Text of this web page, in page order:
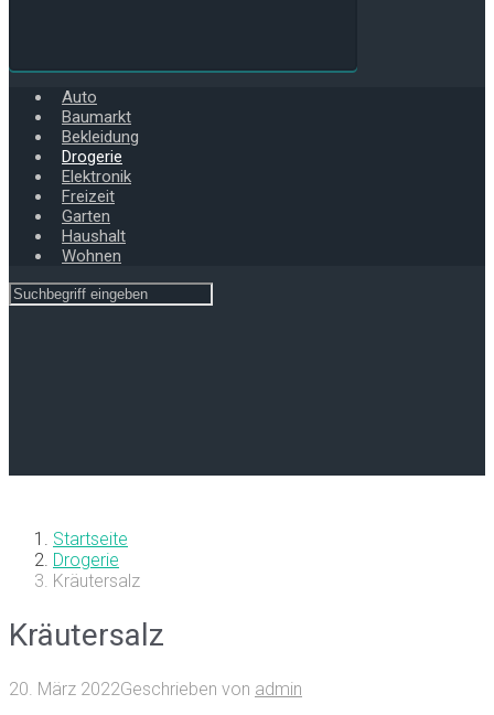
Auto
Baumarkt
Bekleidung
Drogerie
Elektronik
Freizeit
Garten
Haushalt
Wohnen
Startseite
Drogerie
Kräutersalz
Kräutersalz
20. März 2022Geschrieben von admin